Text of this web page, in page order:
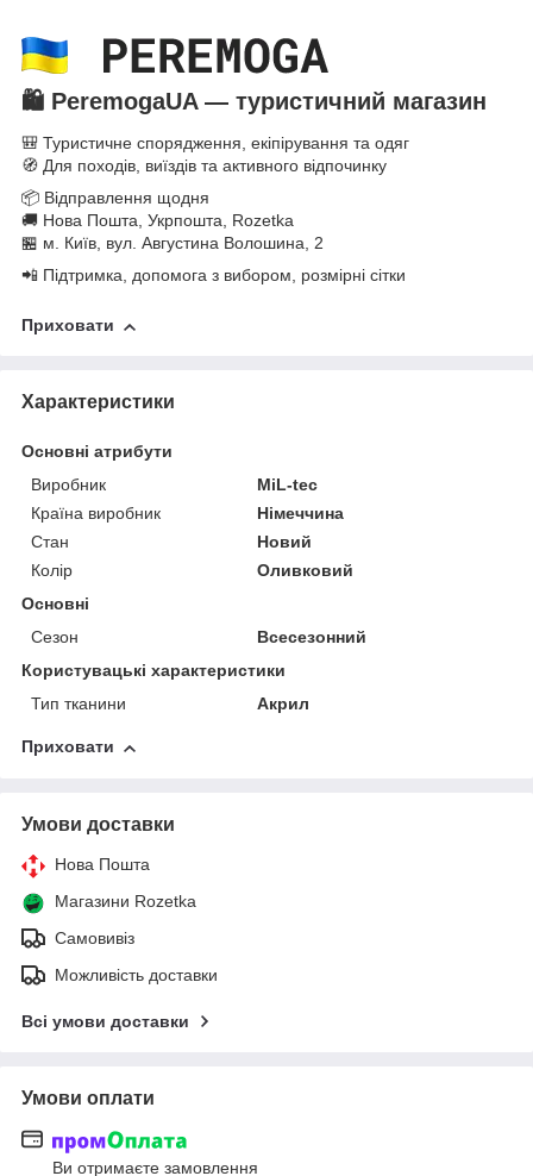
🛍️ PeremogaUA — туристичний магазин
🎒 Туристичне спорядження, екіпірування та одяг
🧭 Для походів, виїздів та активного відпочинку
📦 Відправлення щодня
🚚 Нова Пошта, Укрпошта, Rozetka
🏪 м. Київ, вул. Августина Волошина, 2
📲 Підтримка, допомога з вибором, розмірні сітки
Приховати
Характеристики
Основні атрибути
Виробник
MiL-tec
Країна виробник
Німеччина
Стан
Новий
Колір
Оливковий
Основні
Сезон
Всесезонний
Користувацькі характеристики
Тип тканини
Акрил
Приховати
Умови доставки
Нова Пошта
Магазини Rozetka
Самовивіз
Можливість доставки
Всі умови доставки
Умови оплати
Ви отримаєте замовлення